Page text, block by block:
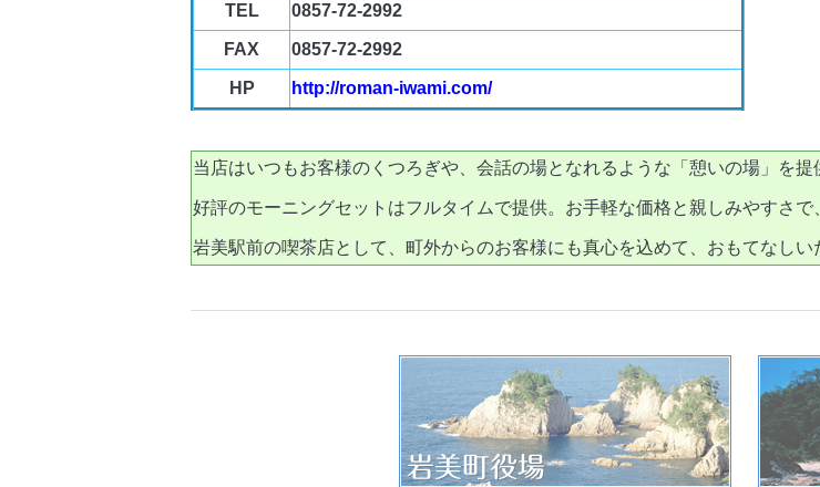
TEL 0857-72-2992
FAX 0857-72-2992
HP http://roman-iwami.com/
当店はいつもお客様のくつろぎや、会話の場となれるような「憩いの場」を提
好評のモーニングセットはフルタイムで提供。お手軽な価格と親しみやすさ
岩美駅前の喫茶店として、町外からのお客様にも真心を込めて、おもてなしい